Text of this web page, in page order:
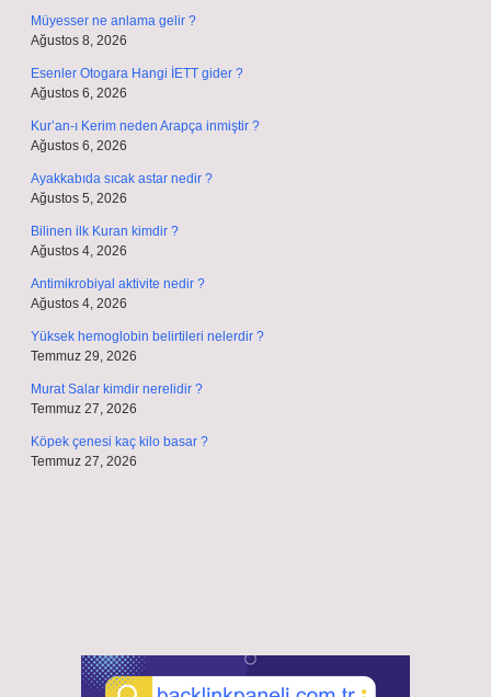
Müyesser ne anlama gelir ?
Ağustos 8, 2026
Esenler Otogara Hangi İETT gider ?
Ağustos 6, 2026
Kur’an-ı Kerim neden Arapça inmiştir ?
Ağustos 6, 2026
Ayakkabıda sıcak astar nedir ?
Ağustos 5, 2026
Bilinen ilk Kuran kimdir ?
Ağustos 4, 2026
Antimikrobiyal aktivite nedir ?
Ağustos 4, 2026
Yüksek hemoglobin belirtileri nelerdir ?
Temmuz 29, 2026
Murat Salar kimdir nerelidir ?
Temmuz 27, 2026
Köpek çenesi kaç kilo basar ?
Temmuz 27, 2026